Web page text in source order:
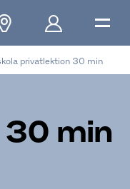
privatlektion 30 min
30 min